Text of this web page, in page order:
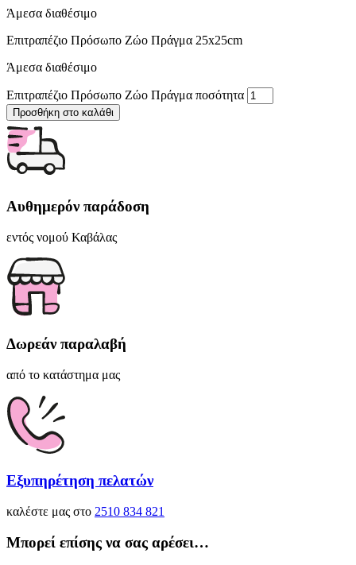
Άμεσα διαθέσιμο
Επιτραπέζιο Πρόσωπο Ζώο Πράγμα 25x25cm
Άμεσα διαθέσιμο
Επιτραπέζιο Πρόσωπο Ζώο Πράγμα ποσότητα
Προσθήκη στο καλάθι
Αυθημερόν παράδοση
εντός νομού Καβάλας
Δωρεάν παραλαβή
από το κατάστημα μας
Εξυπηρέτηση πελατών
καλέστε μας στο 2510 834 821
Μπορεί επίσης να σας αρέσει…